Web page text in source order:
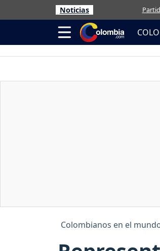
Noticias
Colombianos en el